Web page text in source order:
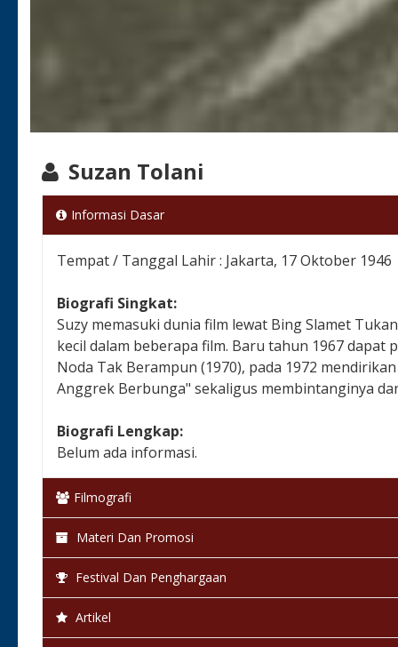
Suzan Tolani
Informasi Dasar
Tempat / Tanggal Lahir : Jakarta, 17 Oktober 1946
Biografi Singkat:
Suzy memasuki dunia film lewat Bing Slamet
kecil dalam beberapa film. Baru tahun 1967 dapat
Noda Tak Berampun (1970), pada 1972
Anggrek Berbunga" sekaligus membintanginya
Biografi Lengkap:
Belum ada informasi.
Filmografi
Materi Dan Promosi
Festival Dan Penghargaan
Artikel